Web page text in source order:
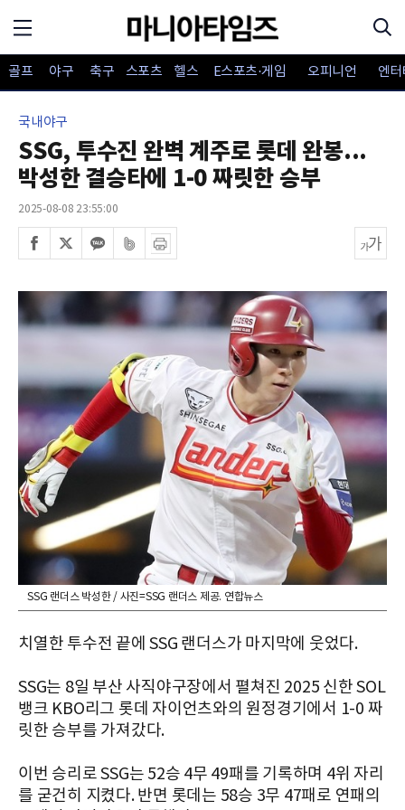
골프 야구 축구 스포츠 헬스 E스포츠·게임 오피니언 엔
국내야구
SSG, 투수진 완벽 계주로 롯데 완봉...
박성한 결승타에 1-0 짜릿한 승부
2025-08-08 23:55:00
SSG 랜더스 박성한 / 사진=SSG 랜더스 제공. 연합뉴스
치열한 투수전 끝에 SSG 랜더스가 마지막에 웃었다.
SSG는 8일 부산 사직야구장에서 펼쳐진 2025 신한 SOL
뱅크 KBO리그 롯데 자이언츠와의 원정경기에서 1-0 짜
릿한 승부를 가져갔다.
이번 승리로 SSG는 52승 4무 49패를 기록하며 4위 자리
를 굳건히 지켰다. 반면 롯데는 58승 3무 47패로 연패의